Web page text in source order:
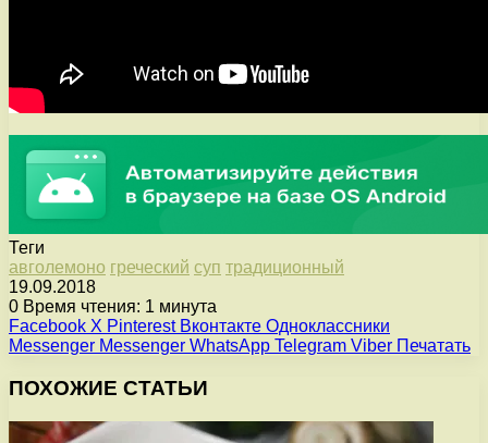
Теги
авголемоно греческий суп традиционный
19.09.2018
0 Время чтения: 1 минута
Facebook X Pinterest Вконтакте Одноклассники
Messenger Messenger WhatsApp Telegram Viber Печатать
ПОХОЖИЕ СТАТЬИ